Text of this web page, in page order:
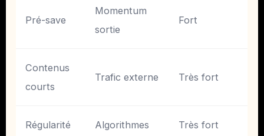
Pré-save
Momentum
sortie
Fort
Contenus
courts
Trafic externe Très fort
Régularité Algorithmes Très fort